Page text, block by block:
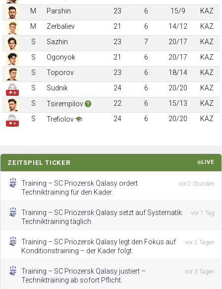
M
Parshin 23 6 15/9
KAZ
M
Zerbaliev 21 6 14/12
KAZ
S
Sazhin 23 7 20/17
KAZ
S
Ogonyok 21 6 20/17
KAZ
S
Toporov 23 6 18/14 KAZ
✚ 6
S Sudnik 24 6 20/20
KAZ
S
Tsirempilov 22 6 15/13 KAZ
✚ 3
S Trefiolov 24 6 20/20 KAZ
ZEITSPIEL TICKER LIVE
Training – SC Priozersk Qalasy ordert
Techniktraining für den Kader.
vor 2 Stunden
Training – SC Priozersk Qalasy setzt auf Systematik:
Techniktraining täglich.
vor 1 Tag
Training – SC Priozersk Qalasy legt den Fokus auf
Konditionstraining – der Kader folgt.
vor 2 Tagen
Training – SC Priozersk Qalasy justiert –
Techniktraining ab sofort Pflicht.
vor 3 Tagen